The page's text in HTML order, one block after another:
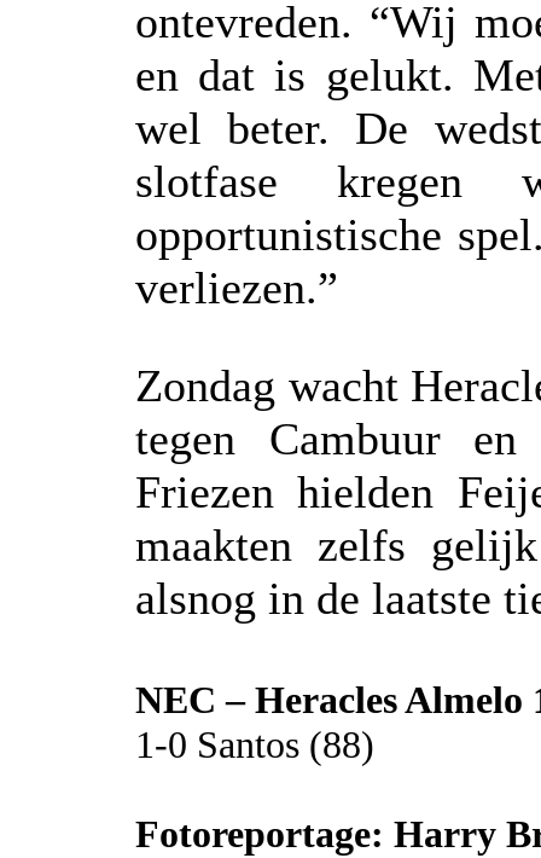
ontevreden. “Wij
en dat is gelukt.
wel beter. De
slotfase
opportunistische
verliezen.”
Zondag wacht
tegen Cambuur
Friezen hielden
maakten zelfs
alsnog in de laatste
NEC – Heracles Almelo
1-0 Santos (88)
Fotoreportage: Harry